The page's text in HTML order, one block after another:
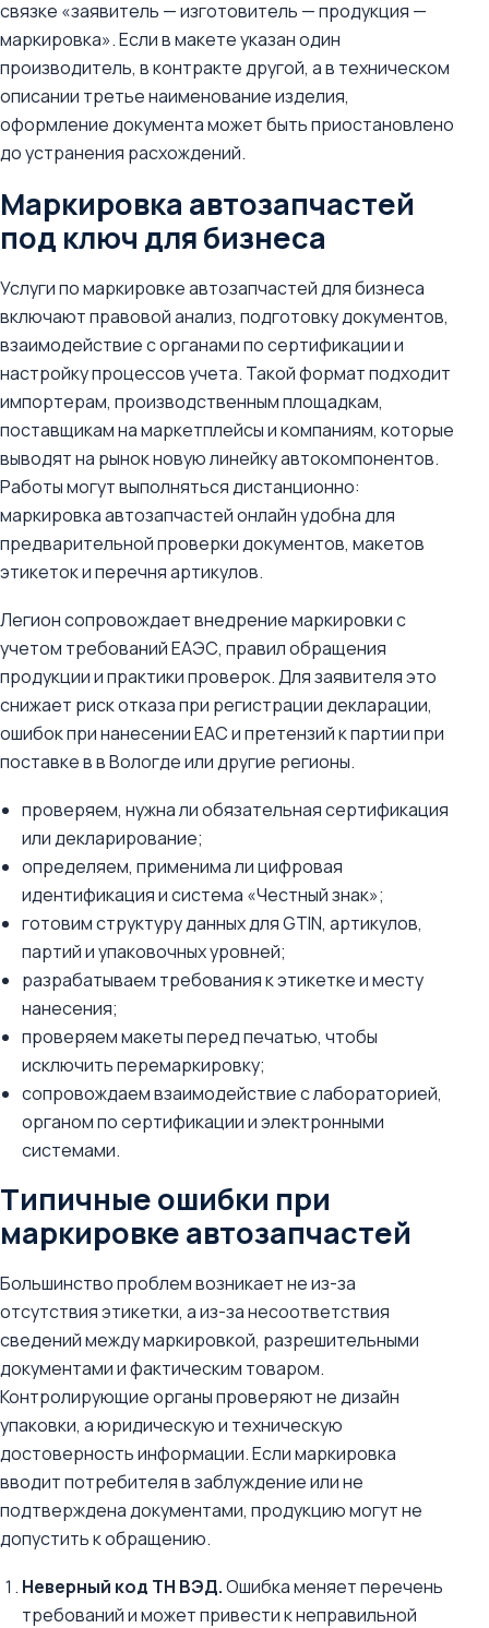
связке «заявитель — изготовитель — продукция —
маркировка». Если в макете указан один
производитель, в контракте другой, а в техническом
описании третье наименование изделия,
оформление документа может быть приостановлено
до устранения расхождений.
Маркировка автозапчастей
под ключ для бизнеса
Услуги по маркировке автозапчастей для бизнеса
включают правовой анализ, подготовку документов,
взаимодействие с органами по сертификации и
настройку процессов учета. Такой формат подходит
импортерам, производственным площадкам,
поставщикам на маркетплейсы и компаниям, которые
выводят на рынок новую линейку автокомпонентов.
Работы могут выполняться дистанционно:
маркировка автозапчастей онлайн удобна для
предварительной проверки документов, макетов
этикеток и перечня артикулов.
Легион сопровождает внедрение маркировки с
учетом требований ЕАЭС, правил обращения
продукции и практики проверок. Для заявителя это
снижает риск отказа при регистрации декларации,
ошибок при нанесении ЕАС и претензий к партии при
поставке в в Вологде или другие регионы.
проверяем, нужна ли обязательная сертификация
или декларирование;
определяем, применима ли цифровая
идентификация и система «Честный знак»;
готовим структуру данных для GTIN, артикулов,
партий и упаковочных уровней;
разрабатываем требования к этикетке и месту
нанесения;
проверяем макеты перед печатью, чтобы
исключить перемаркировку;
сопровождаем взаимодействие с лабораторией,
органом по сертификации и электронными
системами.
Типичные ошибки при
маркировке автозапчастей
Большинство проблем возникает не из-за
отсутствия этикетки, а из-за несоответствия
сведений между маркировкой, разрешительными
документами и фактическим товаром.
Контролирующие органы проверяют не дизайн
упаковки, а юридическую и техническую
достоверность информации. Если маркировка
вводит потребителя в заблуждение или не
подтверждена документами, продукцию могут не
допустить к обращению.
Неверный код ТН ВЭД.Ошибка меняет перечень
требований и может привести к неправильной